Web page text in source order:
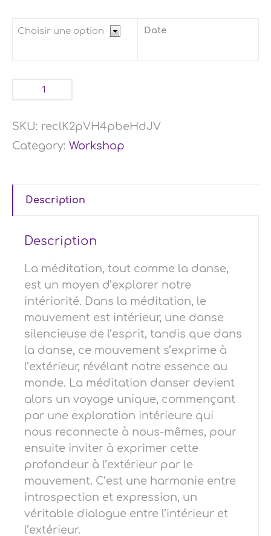
Date
SKU: reclK2pVH4pbeHdJV
Category: Workshop
Description
Description
La méditation, tout comme la danse,
est un moyen d’explorer notre
intériorité. Dans la méditation, le
mouvement est intérieur, une danse
silencieuse de l’esprit, tandis que dans
la danse, ce mouvement s’exprime à
l’extérieur, révélant notre essence au
monde. La méditation danser devient
alors un voyage unique, commençant
par une exploration intérieure qui
nous reconnecte à nous-mêmes, pour
ensuite inviter à exprimer cette
profondeur à l’extérieur par le
mouvement. C’est une harmonie entre
introspection et expression, un
véritable dialogue entre l’intérieur et
l’extérieur.